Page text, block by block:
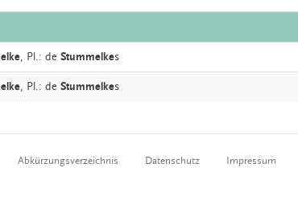
, Pl.: de Stummelkes
, Pl.: de Stummelkes
Abkürzungsverzeichnis Datenschutz Impressum